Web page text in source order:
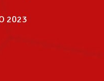
2023